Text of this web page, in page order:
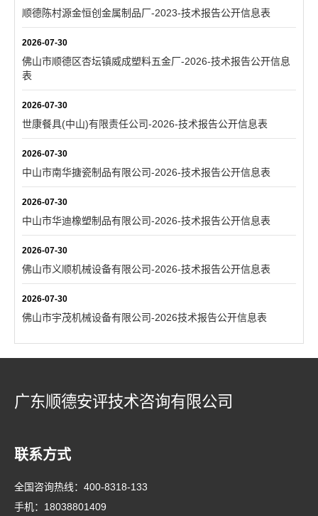
顺德陈村源金恒创金属制品厂-2023-技术报告公开信息表
2026-07-30
佛山市顺德区杏坛镇威成塑料五金厂-2026-技术报告公开信息
表
2026-07-30
世康餐具(中山)有限责任公司-2026-技术报告公开信息表
2026-07-30
中山市南华搪瓷制品有限公司-2026-技术报告公开信息表
2026-07-30
中山市华迪橡塑制品有限公司-2026-技术报告公开信息表
2026-07-30
佛山市义顺机械设备有限公司-2026-技术报告公开信息表
2026-07-30
佛山市宇茂机械设备有限公司-2026技术报告公开信息表
广东顺德安评技术咨询有限公司
联系方式
全国咨询热线： 400-8318-133
手机： 18038801409